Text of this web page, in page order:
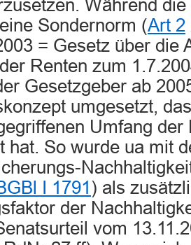
Während
Sondernorm (Art 2
= Gesetz über die
Renten zum
Gesetzgeber ab
umgesetzt,
Umfang der
hat. So wurde ua mit
I 1791 ) als
der
vom